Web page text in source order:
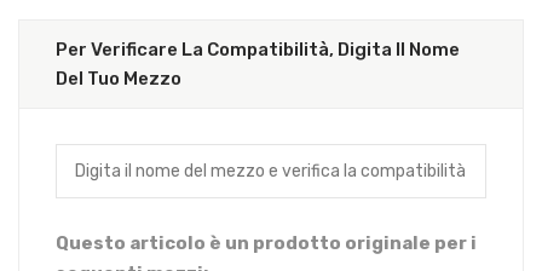
Per Verificare La Compatibilità, Digita Il Nome
Del Tuo Mezzo
Questo articolo è un prodotto originale per i